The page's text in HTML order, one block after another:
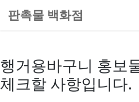
판촉물 백화점
행거용바구니 홍보
체크할 사항입니다.